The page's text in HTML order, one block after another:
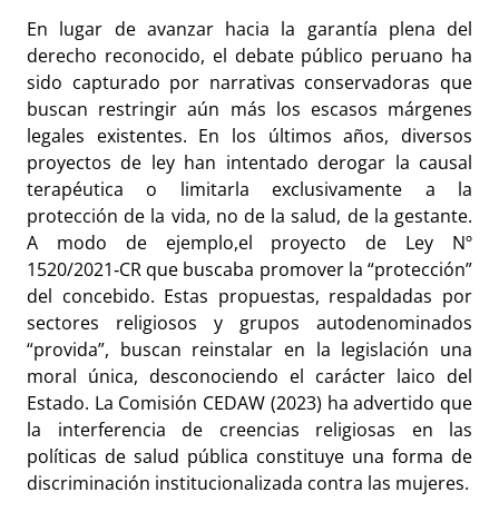
En lugar de avanzar hacia la garantía plena del
derecho reconocido, el debate público peruano ha
sido capturado por narrativas conservadoras que
buscan restringir aún más los escasos márgenes
legales existentes. En los últimos años, diversos
proyectos de ley han intentado derogar la causal
terapéutica o limitarla exclusivamente a la
protección de la vida, no de la salud, de la gestante.
A modo de ejemplo,el proyecto de Ley Nº
1520/2021‑CR que buscaba promover la “protección”
del concebido. Estas propuestas, respaldadas por
sectores religiosos y grupos autodenominados
“provida”, buscan reinstalar en la legislación una
moral única, desconociendo el carácter laico del
Estado. La Comisión CEDAW (2023) ha advertido que
la interferencia de creencias religiosas en las
políticas de salud pública constituye una forma de
discriminación institucionalizada contra las mujeres.